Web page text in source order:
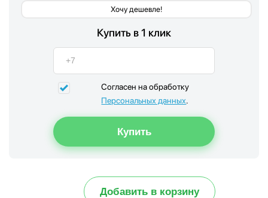
Хочу дешевле!
Купить в 1 клик
Согласен на обработку
Персональных данных.
Добавить в корзину